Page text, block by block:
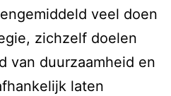
veel doen
zichzelf doelen
van duurzaamheid en
laten